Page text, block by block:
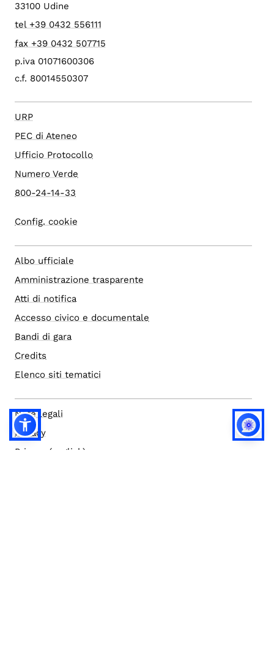
33100 Udine
tel +39 0432 556111
fax +39 0432 507715
p.iva 01071600306
c.f. 80014550307
URP
PEC di Ateneo
Ufficio Protocollo
Numero Verde
800-24-14-33
Config. cookie
Albo ufficiale
Amministrazione trasparente
Atti di notifica
Accesso civico e documentale
Bandi di gara
Credits
Elenco siti tematici
Note legali
Privacy
Privacy (english)